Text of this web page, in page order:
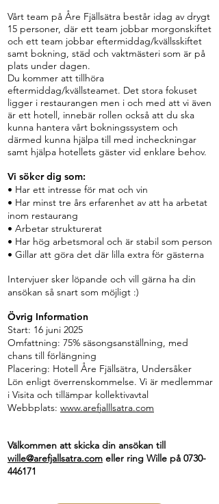
Vårt team på Åre Fjällsätra består idag av drygt
15 personer, där ett team jobbar morgonskiftet
och ett team jobbar eftermiddag/kvällsskiftet
samt bokning, städ och vaktmästeri som är på
plats under dagen.
Du kommer att tillhöra
eftermiddag/kvällsteamet. Det stora fokuset
ligger i restaurangen men i och med att vi även
är ett hotell, innebär rollen också att du ska
kunna hantera vårt bokningssystem och
därmed kunna hjälpa till med incheckningar
samt hjälpa hotellets gäster vid enklare behov.
Vi söker dig som:
• Har ett intresse för mat och vin
• Har minst tre års erfarenhet av att ha arbetat
inom restaurang
• Arbetar strukturerat
• Har hög arbetsmoral och är stabil som person
• Gillar att göra det där lilla extra för gästerna
Intervjuer sker löpande och vill gärna ha din
ansökan så snart som möjligt :)
Övrig Information
Start: 16 juni 2025
Omfattning: 75% säsongsanställning, med
chans till förlängning
Placering: Hotell Åre Fjällsätra, Undersåker
Lön enligt överrenskommelse. Vi är medlemmar
i Visita och tillämpar kollektivavtal
Webbplats: www.arefjalllsatra.com
Välkommen att skicka din ansökan till
wille@arefjallsatra.com eller ring Wille på 0730-
446171